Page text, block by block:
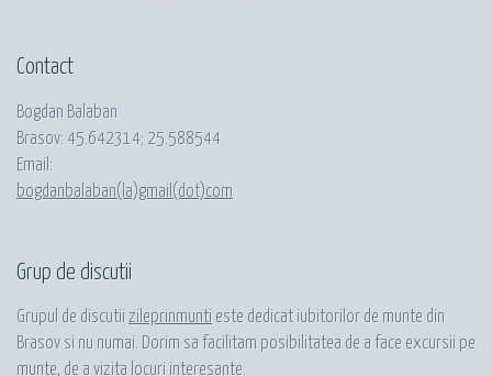
Contact
Bogdan Balaban
Brasov: 45.642314; 25.588544
Email:
bogdanbalaban(la)gmail(dot)com
Grup de discutii
Grupul de discutii zileprinmunti este dedicat iubitorilor de munte din
Brasov si nu numai. Dorim sa facilitam posibilitatea de a face excursii pe
munte, de a vizita locuri interesante.